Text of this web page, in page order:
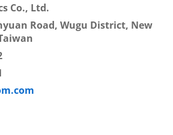
Co., Ltd.
Road, Wugu District, New